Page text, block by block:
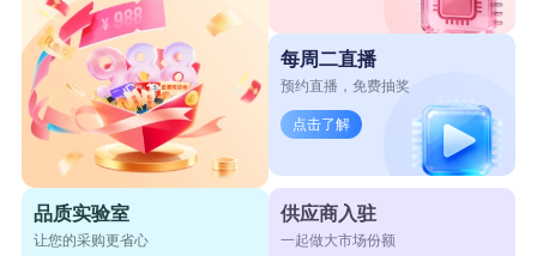
每周二直播
预约直播，免费抽奖
点击了解
品质实验室
让您的采购更省心
供应商入驻
一起做大市场份额